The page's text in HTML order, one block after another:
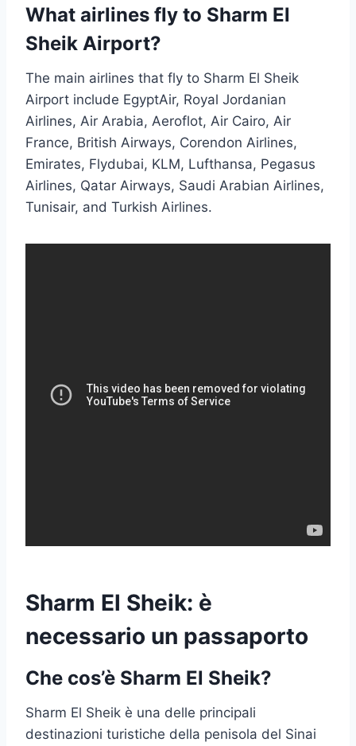
What airlines fly to Sharm El
Sheik Airport?
The main airlines that fly to Sharm El Sheik
Airport include EgyptAir, Royal Jordanian
Airlines, Air Arabia, Aeroflot, Air Cairo, Air
France, British Airways, Corendon Airlines,
Emirates, Flydubai, KLM, Lufthansa, Pegasus
Airlines, Qatar Airways, Saudi Arabian Airlines,
Tunisair, and Turkish Airlines.
Sharm El Sheik: è
necessario un passaporto
Che cos’è Sharm El Sheik?
Sharm El Sheik è una delle principali
destinazioni turistiche della penisola del Sinai